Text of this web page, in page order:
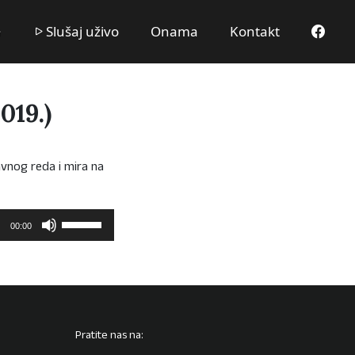
Slušaj uživo Onama Kontakt
reda i mira na
00:00
biste
Pratite nas na: